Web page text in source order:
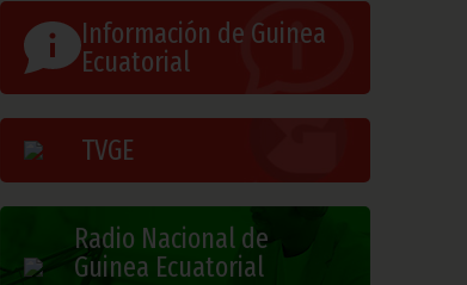
Información de Guinea
Ecuatorial
TVGE
Radio Nacional de
Guinea Ecuatorial